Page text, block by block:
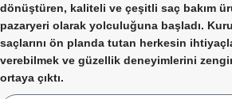
dönüştüren, kaliteli ve çeşitli saç bakım
pazaryeri olarak yolculuğuna başladı.
saçlarını ön planda tutan herkesin
verebilmek ve güzellik deneyimlerini
ortaya çıktı.